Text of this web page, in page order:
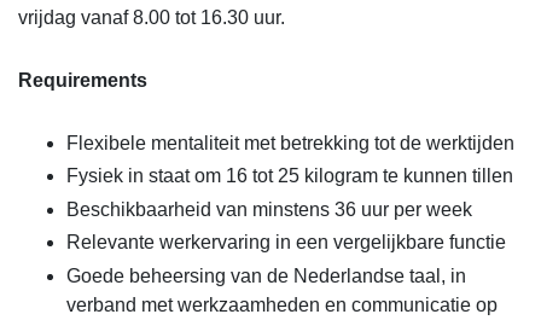
vrijdag vanaf 8.00 tot 16.30 uur.
Requirements
Flexibele mentaliteit met betrekking tot de werktijden
Fysiek in staat om 16 tot 25 kilogram te kunnen tillen
Beschikbaarheid van minstens 36 uur per week
Relevante werkervaring in een vergelijkbare functie
Goede beheersing van de Nederlandse taal, in
verband met werkzaamheden en communicatie op